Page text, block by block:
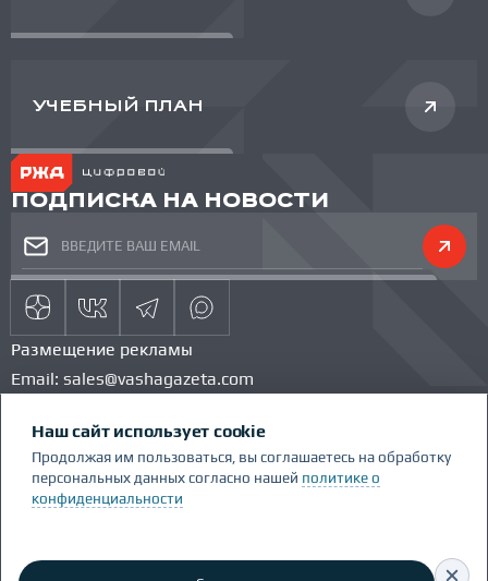
УЧЕБНЫЙ ПЛАН
ПОДПИСКА НА НОВОСТИ
Размещение рекламы
Email: sales@vashagazeta.com
КОМАНДА ПРОЕКТА
КОНКУРС
ГЛОССАРИЙ
Сделано Люди.People
Наш сайт использует cookie
Продолжая им пользоваться, вы соглашаетесь на обработку
персональных данных согласно нашей политике о
конфиденциальности